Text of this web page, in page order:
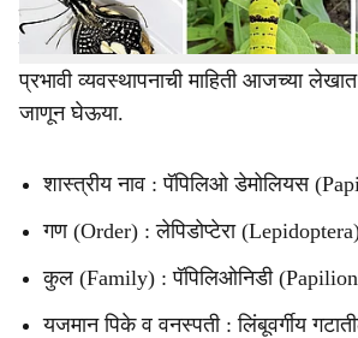
लागवड केलेल्या बागांमध्ये या किडीमुळे मोठ्या
होते. त्यामुळे या किडीची ओळख, जीवनक्रम
प्रभावी व्यवस्थापनाची माहिती आजच्या
जाणून घेऊया.
शास्त्रीय नाव : पॅपिलिओ डेमोलियस
गण (Order) : लेपिडोप्टेरा
कुल (Family) : पॅपिलिओनिडी
यजमान पिके व वनस्पती : लिंबूवर्गीय